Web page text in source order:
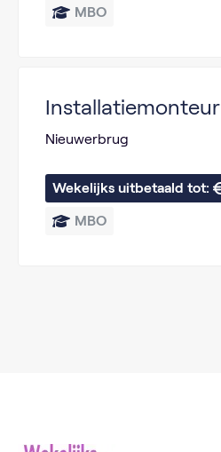
MBO
Installatiemonteur
Nieuwerbrug
Wekelijks uitbetaald tot:
MBO